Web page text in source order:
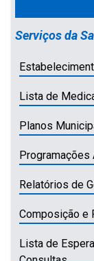
Serviços da
Lista de
Planos
Programações
Relatórios de
Composição e
Lista de